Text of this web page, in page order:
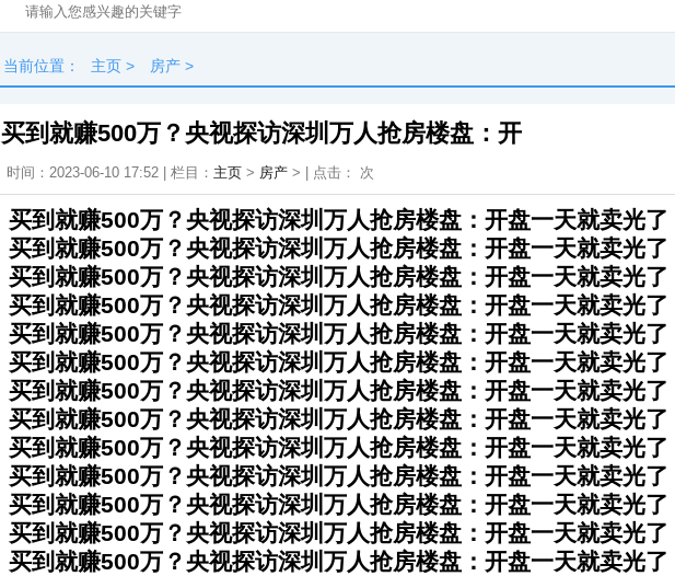
当前位置： 主页 > 房产 >
买到就赚500万？央视探访深圳万人抢房楼盘：开
时间：2023-06-10 17:52 | 栏目： 主页 > 房产 > | 点击： 次
买到就赚500万？央视探访深圳万人抢房楼盘：开盘一天就卖光了
买到就赚500万？央视探访深圳万人抢房楼盘：开盘一天就卖光了
买到就赚500万？央视探访深圳万人抢房楼盘：开盘一天就卖光了
买到就赚500万？央视探访深圳万人抢房楼盘：开盘一天就卖光了
买到就赚500万？央视探访深圳万人抢房楼盘：开盘一天就卖光了
买到就赚500万？央视探访深圳万人抢房楼盘：开盘一天就卖光了
买到就赚500万？央视探访深圳万人抢房楼盘：开盘一天就卖光了
买到就赚500万？央视探访深圳万人抢房楼盘：开盘一天就卖光了
买到就赚500万？央视探访深圳万人抢房楼盘：开盘一天就卖光了
买到就赚500万？央视探访深圳万人抢房楼盘：开盘一天就卖光了
买到就赚500万？央视探访深圳万人抢房楼盘：开盘一天就卖光了
买到就赚500万？央视探访深圳万人抢房楼盘：开盘一天就卖光了
买到就赚500万？央视探访深圳万人抢房楼盘：开盘一天就卖光了